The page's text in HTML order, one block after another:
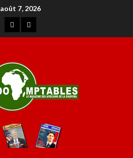
août 7, 2026